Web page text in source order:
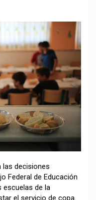
las decisiones
Federal de Educación
escuelas de la
el servicio de copa